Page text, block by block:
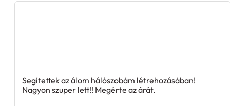
Segítettek az álom hálószobám létrehozásában!
Nagyon szuper lett!! Megérte az árát.